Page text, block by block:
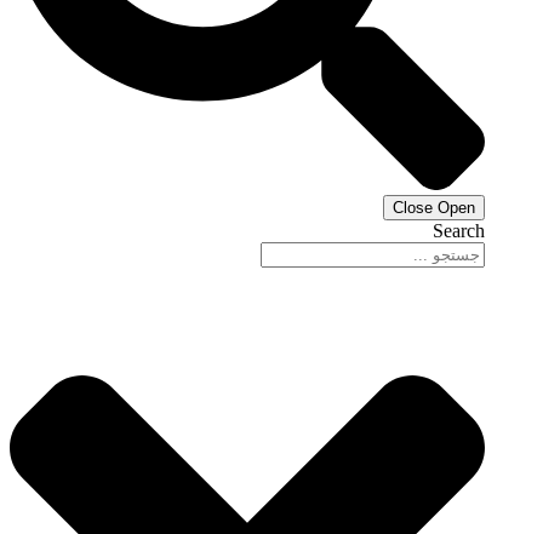
Close Open
Search